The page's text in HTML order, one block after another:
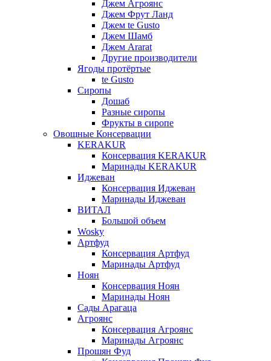
Джем Агроянс
Джем Фрут Ланд
Джем te Gusto
Джем Шамб
Джем Ararat
Другие производители
Ягоды протёртые
te Gusto
Сиропы
Дошаб
Разные сиропы
Фрукты в сиропе
Овощные Консервации
KERAKUR
Консервация KERAKUR
Маринады KERAKUR
Иджеван
Консервация Иджеван
Маринады Иджеван
ВИТАЛ
Большой объем
Wosky
Артфуд
Консервация Артфуд
Маринады Артфуд
Ноян
Консервация Ноян
Маринады Ноян
Сады Арагаца
Агроянс
Консервация Агроянс
Маринады Агроянс
Прошян Фуд